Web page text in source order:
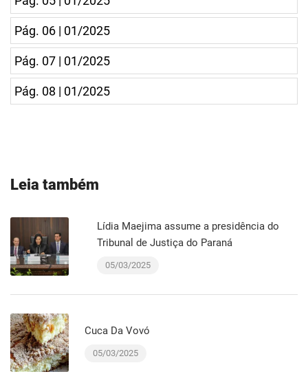
Pág. 06 | 01/2025
Pág. 07 | 01/2025
Pág. 08 | 01/2025
Leia também
Lídia Maejima assume a presidência do
Tribunal de Justiça do Paraná
05/03/2025
Cuca Da Vovó
05/03/2025